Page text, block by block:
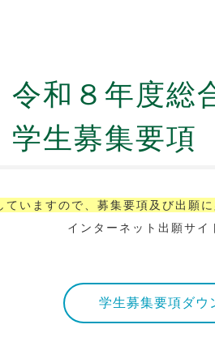
令和８年度総
学生募集要項
いますので、募集要項及び出願
インターネット出願サイ
学生募集要項ダウ